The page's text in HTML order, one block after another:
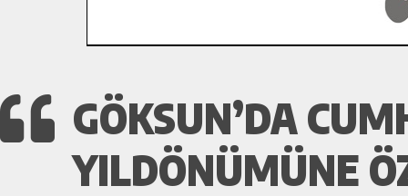
GÖKSUN’DA
YILDÖNÜMÜNE